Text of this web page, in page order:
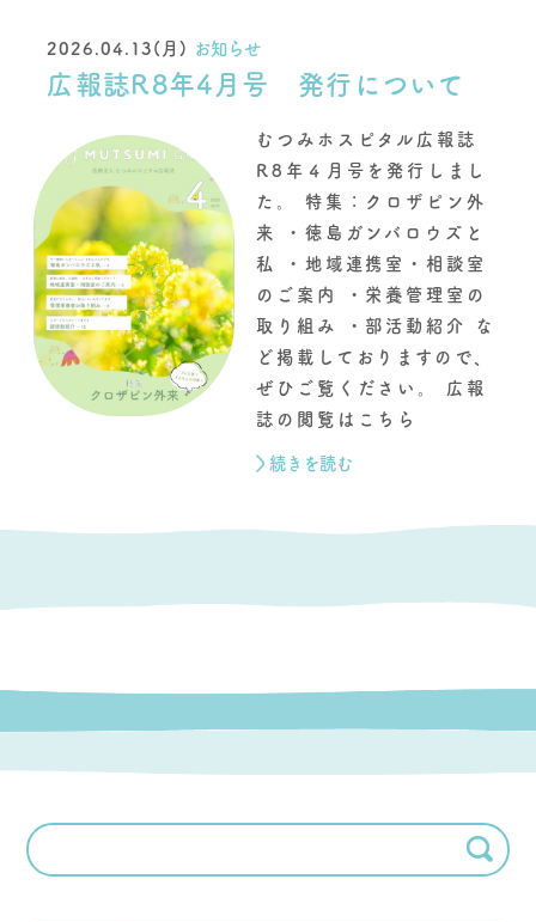
2026.04.13(月) お知らせ
広報誌R8年4月号 発行について
むつみホスピタル広報誌
R8年４月号を発行しまし
た。 特集：クロザピン外
来 ・徳島ガンバロウズと
私 ・地域連携室・相談室
のご案内 ・栄養管理室の
取り組み ・部活動紹介 な
ど掲載しておりますので、
ぜひご覧ください。 広報
誌の閲覧はこちら
続きを読む